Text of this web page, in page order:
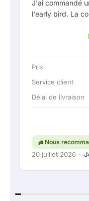
J'ai commandé
l'early bird. La
en tant que
partagée. Après
m'a même
fixe pour
super,
Prix
Service client
Délai de livraison
Nous
20 juillet 2026 ·